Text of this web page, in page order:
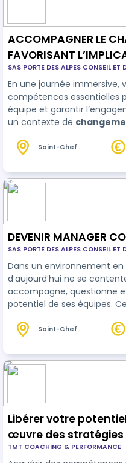
ACCOMPAGNER LE
FAVORISANT
SAS PORTE DES ALPES CONSEIL ET
En une journée immersive,
compétences essentielles
équipe et garantir
un contexte de
méthode de
propre implication et
équipe sur un projet donné
Saint-Chef
DEVENIR MANAGER
SAS PORTE DES ALPES CONSEIL ET
Dans un environnement
d’aujourd’hui ne se
accompagne, questionne
potentiel de ses équipes.
alliant exigence et
collective.
Saint-Chef
Libérer votre
œuvre des
atteindre ses objectifs
TMT COACHING & PERFORMANCE